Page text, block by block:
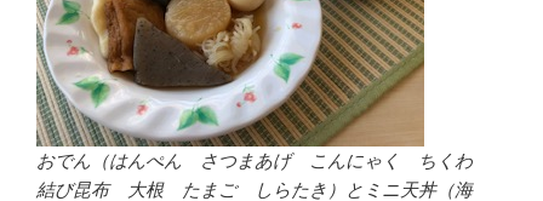
おでん（はんぺん さつまあげ こんにゃく ちくわ
結び昆布 大根 たまご しらたき）とミニ天丼（海